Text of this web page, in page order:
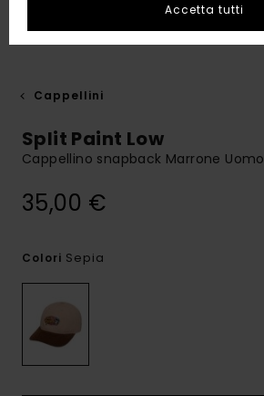
Cappellini
Split Paint Low
Cappellino snapback Marrone Uomo
35,00 €
Colori Sepia
Accetta tutti